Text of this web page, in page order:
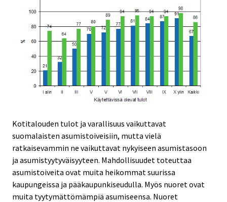
Kotitalouden tulot ja varallisuus vaikuttavat
suomalaisten asumistoiveisiin, mutta vielä
ratkaisevammin ne vaikuttavat nykyiseen asumistasoon
ja asumistyytyväisyyteen. Mahdollisuudet toteuttaa
asumistoiveita ovat muita heikommat suurissa
kaupungeissa ja pääkaupunkiseudulla. Myös nuoret ovat
muita tyytymättömämpiä asumiseensa. Nuoret